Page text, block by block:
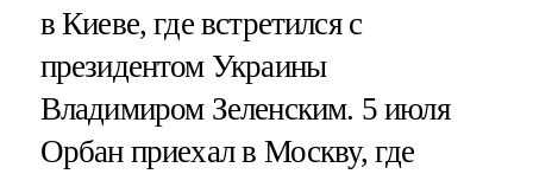
в Киеве, где встретился с
президентом Украины
Владимиром Зеленским. 5 июля
Орбан приехал в Москву, где